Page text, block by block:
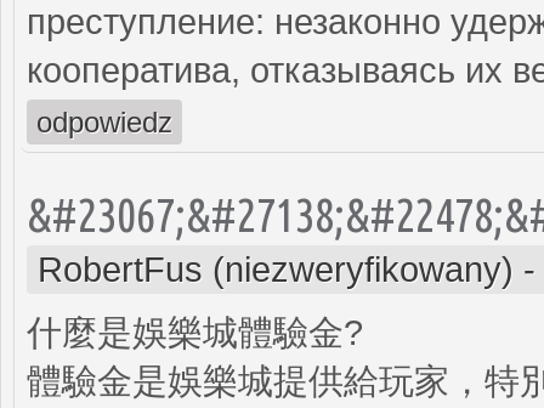
преступление: незаконно
кооператива, отказываясь их
odpowiedz
RobertFus (niezweryfikowany) -
什麼是娛樂城體驗金?
體驗金是娛樂城提供給玩家，特